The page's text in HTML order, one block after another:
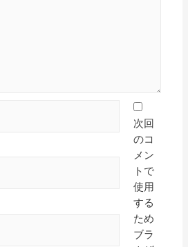
次回
のコ
メン
トで
使用
する
ため
ブラ